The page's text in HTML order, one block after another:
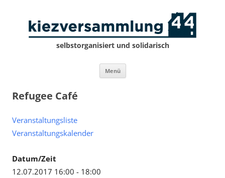
selbstorganisiert und solidarisch
Menü Zum
springen
Refugee Café
Veranstaltungsliste
Veranstaltungskalender
Datum/Zeit
12.07.2017 16:00 - 18:00